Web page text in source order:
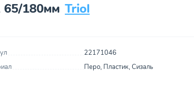
180мм Triol
22171046
Перо, Пластик, Сизаль